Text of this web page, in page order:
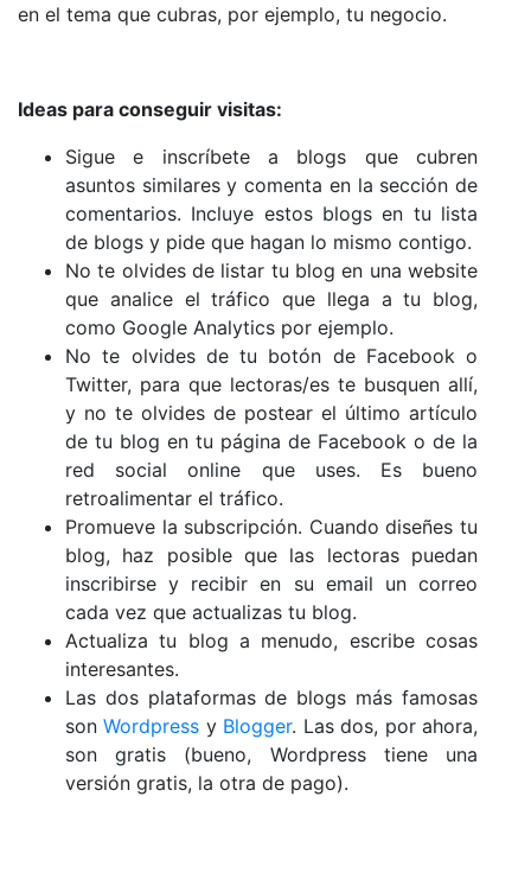
en el tema que cubras, por ejemplo, tu negocio.
Ideas para conseguir visitas:
Sigue e inscríbete a blogs que cubren
asuntos similares y comenta en la sección de
comentarios. Incluye estos blogs en tu lista
de blogs y pide que hagan lo mismo contigo.
No te olvides de listar tu blog en una website
que analice el tráfico que llega a tu blog,
como Google Analytics por ejemplo.
No te olvides de tu botón de Facebook o
Twitter, para que lectoras/es te busquen allí,
y no te olvides de postear el último artículo
de tu blog en tu página de Facebook o de la
red social online que uses. Es bueno
retroalimentar el tráfico.
Promueve la subscripción. Cuando diseñes tu
blog, haz posible que las lectoras puedan
inscribirse y recibir en su email un correo
cada vez que actualizas tu blog.
Actualiza tu blog a menudo, escribe cosas
interesantes.
Las dos plataformas de blogs más famosas
sonWordpress y Blogger. Las dos, por ahora,
son gratis (bueno, Wordpress tiene una
versión gratis, la otra de pago).